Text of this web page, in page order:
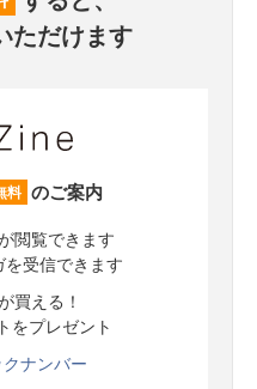
ただけます
料 のご案内
閲覧できます
を受信できます
買える！
をプレゼント
ナンバー